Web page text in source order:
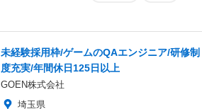
未経験採用枠/ゲームのQAエンジニア/研修制
度充実/年間休日125日以上
GOEN株式会社
埼玉県